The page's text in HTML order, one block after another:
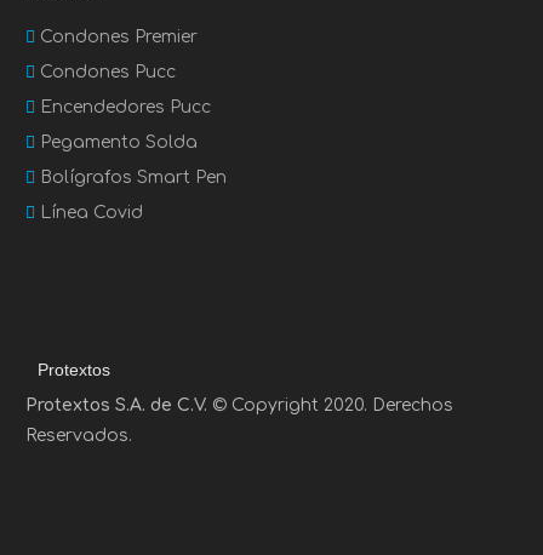
Condones Premier
Condones Pucc
Encendedores Pucc
Pegamento Solda
Bolígrafos Smart Pen
Línea Covid
Protextos
Protextos S.A. de C.V. © Copyright 2020. Derechos
Reservados.